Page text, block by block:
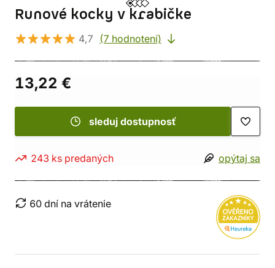
Runové kocky v krabičke
4,7 (7 hodnotení)
13,22 €
sleduj dostupnosť
243 ks predaných opýtaj sa
60 dní na vrátenie